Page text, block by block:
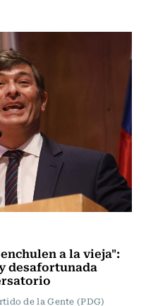
a la vieja":
desafortunada
de la Gente (PDG)